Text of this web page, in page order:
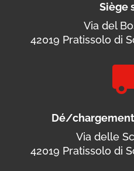
Siège
Via del
42019 Pratissolo di
Dé/
Via delle
42019 Pratissolo di